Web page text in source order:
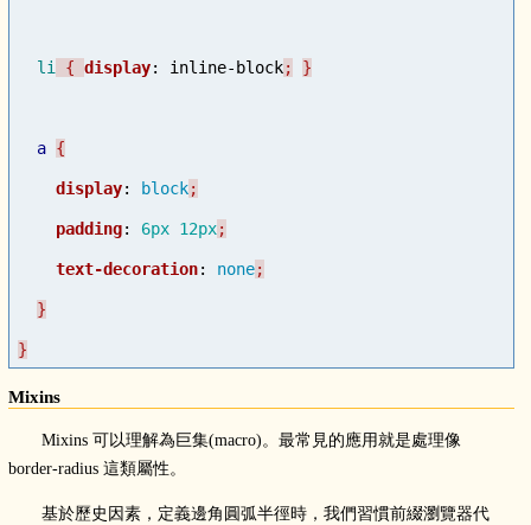
li { display: inline-block;
a
display: block
padding: 6px 12px
text-decoration: none
}
Mixins
Mixins 可以理解為巨集(macro)。最常見的應用就是處理像
border-radius 這類屬性。
基於歷史因素，定義邊角圓弧半徑時，我們習慣前綴瀏覽器代